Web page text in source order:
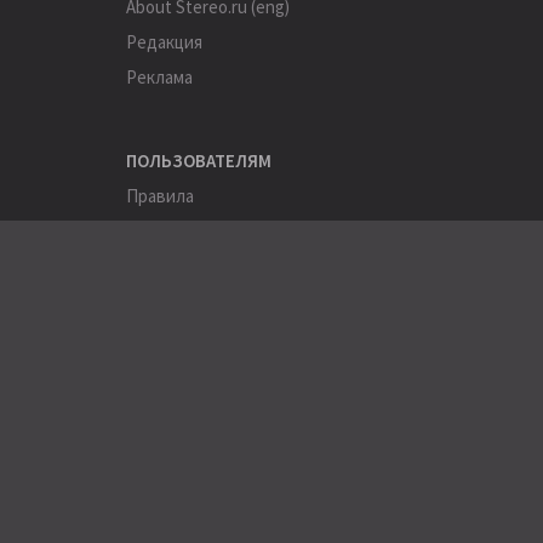
About Stereo.ru (eng)
Редакция
Реклама
ПОЛЬЗОВАТЕЛЯМ
Правила